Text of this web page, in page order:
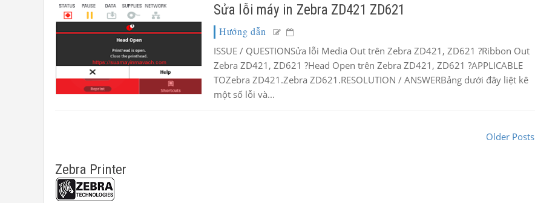
Sửa lỗi máy in Zebra ZD421 ZD621
Hướng dẫn
ISSUE / QUESTIONSửa lỗi Media Out trên Zebra ZD421, ZD621 ?Ribbon Out
Zebra ZD421, ZD621 ?Head Open trên Zebra ZD421, ZD621 ?APPLICABLE
TOZebra ZD421.Zebra ZD621.RESOLUTION / ANSWERBảng dưới đây liệt kê
một số lỗi và...
Older Posts
Zebra Printer